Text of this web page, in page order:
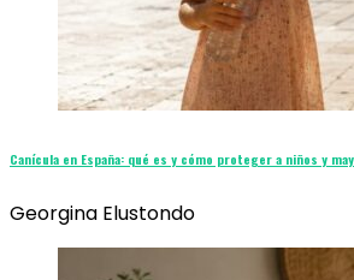
Canícula en España: qué es y cómo proteger a niños y
Georgina Elustondo